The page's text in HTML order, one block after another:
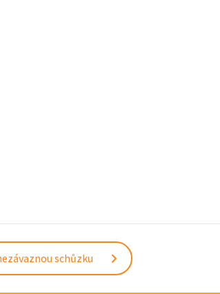
schůzku